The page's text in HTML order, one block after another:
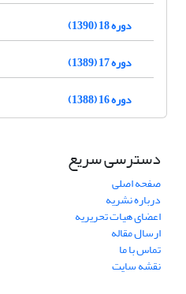
دوره 18 (1390)
دوره 17 (1389)
دوره 16 (1388)
دسترسی سریع
صفحه اصلی
درباره نشریه
اعضای هیات تحریریه
ارسال مقاله
تماس با ما
نقشه سایت